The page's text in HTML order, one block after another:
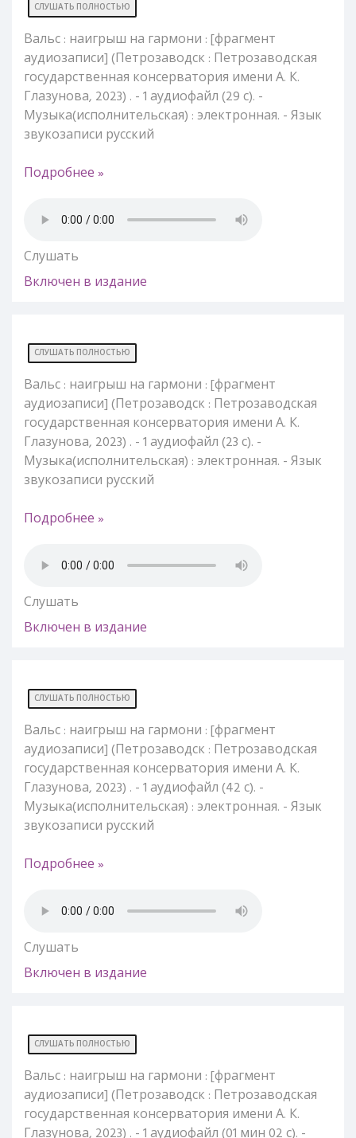
СЛУШАТЬ ПОЛНОСТЬЮ
Вальс : наигрыш на гармони : [фрагмент
аудиозаписи] (Петрозаводск : Петрозаводская
государственная консерватория имени А. К.
Глазунова, 2023) . - 1 аудиофайл (29 с). -
Музыка(исполнительская) : электронная. - Язык
звукозаписи русский
Подробнее »
Слушать
Включен в издание
СЛУШАТЬ ПОЛНОСТЬЮ
Вальс : наигрыш на гармони : [фрагмент
аудиозаписи] (Петрозаводск : Петрозаводская
государственная консерватория имени А. К.
Глазунова, 2023) . - 1 аудиофайл (23 с). -
Музыка(исполнительская) : электронная. - Язык
звукозаписи русский
Подробнее »
Слушать
Включен в издание
СЛУШАТЬ ПОЛНОСТЬЮ
Вальс : наигрыш на гармони : [фрагмент
аудиозаписи] (Петрозаводск : Петрозаводская
государственная консерватория имени А. К.
Глазунова, 2023) . - 1 аудиофайл (42 с). -
Музыка(исполнительская) : электронная. - Язык
звукозаписи русский
Подробнее »
Слушать
Включен в издание
СЛУШАТЬ ПОЛНОСТЬЮ
Вальс : наигрыш на гармони : [фрагмент
аудиозаписи] (Петрозаводск : Петрозаводская
государственная консерватория имени А. К.